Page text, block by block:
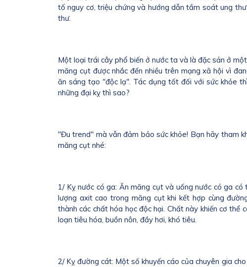
tố nguy cơ, triệu chứng và hướng dẫn tầm soát ung
thư.
Một loại trái cây phổ biến ở nước ta và là đặc sản ở
măng cụt được nhắc đến nhiều trên mạng xã hội vì
ăn sáng tạo "độc lạ". Tác dụng tốt đối với sức khỏe
những đại kỵ thì sao?
"Đu trend" mà vẫn đảm bảo sức khỏe! Bạn hãy tham
măng cụt nhé:
1/ Kỵ nước có ga: Ăn măng cụt và uống nước có ga
lượng axit cao trong măng cụt khi kết hợp cùng
thành các chất hóa học độc hại. Chất này khiến cơ thể
loạn tiêu hóa, buồn nôn, đầy hơi, khó tiêu.
2/ Kỵ đường cát: Một số khuyến cáo của chuyên gia